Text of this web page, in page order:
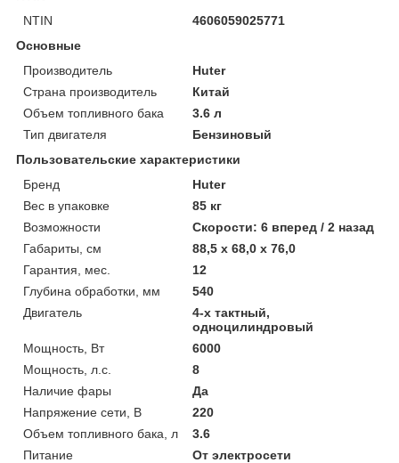
NTIN
4606059025771
Основные
Производитель
Huter
Страна производитель
Китай
Объем топливного бака
3.6 л
Тип двигателя
Бензиновый
Пользовательские характеристики
Бренд
Huter
Вес в упаковке
85 кг
Возможности
Скорости: 6 вперед / 2 назад
Габариты, см
88,5 х 68,0 х 76,0
Гарантия, мес.
12
Глубина обработки, мм
540
Двигатель
4-х тактный,
одноцилиндровый
Мощность, Вт
6000
Мощность, л.с.
8
Наличие фары
Да
Напряжение сети, В
220
Объем топливного бака, л
3.6
Питание
От электросети